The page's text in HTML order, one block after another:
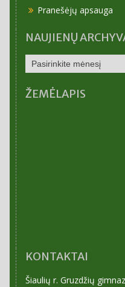
Pranešėjų apsauga
NAUJIENŲ
NAUJIENŲ
ARCHYVAS
ŽEMĖLAPIS
KONTAKTAI
Šiaulių r. Gruzdžių